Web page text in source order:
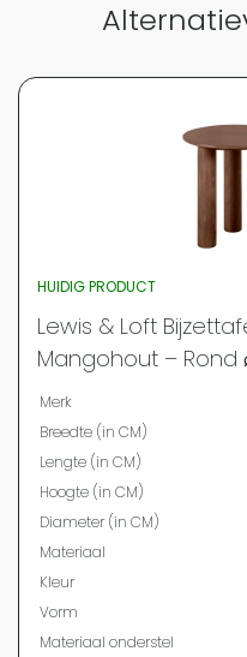
HUIDIG PRODUCT
Lewis & Loft
Mangohout – Rond
Merk
Breedte (in CM)
Lengte (in CM)
Hoogte (in CM)
Diameter (in CM)
Materiaal
Kleur
Vorm
Materiaal onderstel